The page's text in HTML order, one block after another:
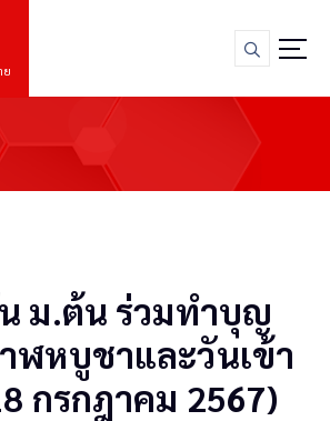
ย
ม.ต้น ร่วมทำบุญ
ฬหบูชาและวันเข้า
กรกฎาคม 2567)